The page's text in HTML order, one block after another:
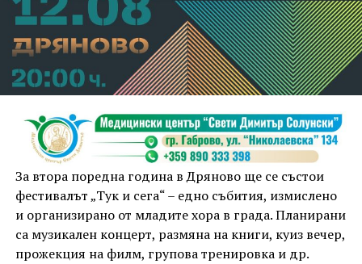
За втора поредна година в Дряново ще се състои
фестивалът „Тук и сега“ – едно събития, измислено
и организирано от младите хора в града. Планирани
са музикален концерт, размяна на книги, куиз вечер,
прожекция на филм, групова тренировка и др.